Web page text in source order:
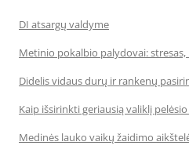
DI atsargų valdyme
Metinio pokalbio palydovai:
Didelis vidaus durų ir rankenų
Kaip išsirinkti geriausią valiklį
Medinės lauko vaikų žaidimo